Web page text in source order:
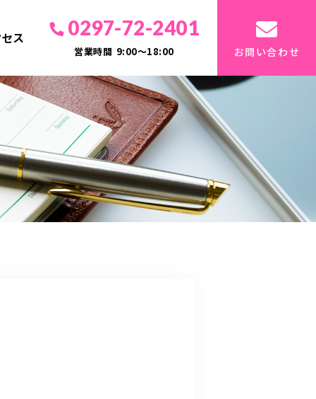
ス 0297-72-2401
営業時間 9:00～18:00 お問い合わせ